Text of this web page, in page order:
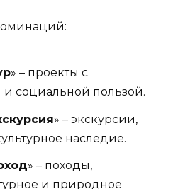
» – проекты с
и социальной пользой.
» – экскурсии,
наследие.
» – походы,
и природное